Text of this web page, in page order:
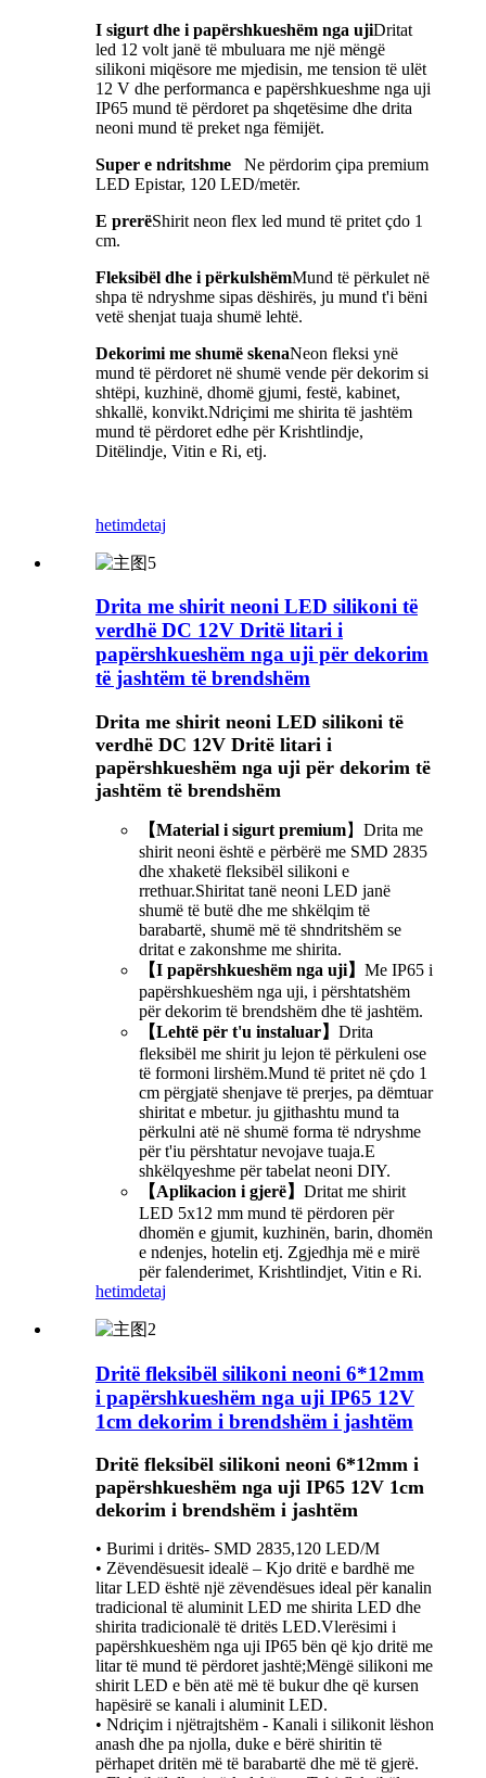
I sigurt dhe i papërshkueshëm nga ujiDritat
led 12 volt janë të mbuluara me një mëngë
silikoni miqësore me mjedisin, me tension të ulët
12 V dhe performanca e papërshkueshme nga uji
IP65 mund të përdoret pa shqetësime dhe drita
neoni mund të preket nga fëmijët.
Super e ndritshme
Ne përdorim çipa premium
LED Epistar, 120 LED/metër.
E prerëShirit neon flex led mund të pritet çdo 1
cm.
Fleksibël dhe i përkulshëmMund të përkulet në
shpa të ndryshme sipas dëshirës, ​​ju mund t'i bëni
vetë shenjat tuaja shumë lehtë.
Dekorimi me shumë skenaNeon fleksi ynë
mund të përdoret në shumë vende për dekorim si
shtëpi, kuzhinë, dhomë gjumi, festë, kabinet,
shkallë, konvikt.Ndriçimi me shirita të jashtëm
mund të përdoret edhe për Krishtlindje,
Ditëlindje, Vitin e Ri, etj.
hetimdetaj
Drita me shirit neoni LED silikoni të
verdhë DC 12V Dritë litari i
papërshkueshëm nga uji për dekorim
të jashtëm të brendshëm
Drita me shirit neoni LED silikoni të
verdhë DC 12V Dritë litari i
papërshkueshëm nga uji për dekorim të
jashtëm të brendshëm
【Material i sigurt premium】Drita me
shirit neoni është e përbërë me SMD 2835
dhe xhaketë fleksibël silikoni e
rrethuar.Shiritat tanë neoni LED janë
shumë të butë dhe me shkëlqim të
barabartë, shumë më të shndritshëm se
dritat e zakonshme me shirita.
【I papërshkueshëm nga uji】 Me IP65 i
papërshkueshëm nga uji, i përshtatshëm
për dekorim të brendshëm dhe të jashtëm.
【Lehtë për t'u instaluar】 Drita
fleksibël me shirit ju lejon të përkuleni ose
të formoni lirshëm.Mund të pritet në çdo 1
cm përgjatë shenjave të prerjes, pa dëmtuar
shiritat e mbetur. ju gjithashtu mund ta
përkulni atë në shumë forma të ndryshme
për t'iu përshtatur nevojave tuaja.E
shkëlqyeshme për tabelat neoni DIY.
【Aplikacion i gjerë】 Dritat me shirit
LED 5x12 mm mund të përdoren për
dhomën e gjumit, kuzhinën, barin, dhomën
e ndenjes, hotelin etj. Zgjedhja më e mirë
për falenderimet, Krishtlindjet, Vitin e Ri.
hetimdetaj
Dritë fleksibël silikoni neoni 6*12mm
i papërshkueshëm nga uji IP65 12V
1cm dekorim i brendshëm i jashtëm
Dritë fleksibël silikoni neoni 6*12mm i
papërshkueshëm nga uji IP65 12V 1cm
dekorim i brendshëm i jashtëm
• Burimi i dritës- SMD 2835,120 LED/M
• Zëvendësuesit idealë – Kjo dritë e bardhë me
litar LED është një zëvendësues ideal për kanalin
tradicional të aluminit LED me shirita LED dhe
shirita tradicionalë të dritës LED.Vlerësimi i
papërshkueshëm nga uji IP65 bën që kjo dritë me
litar të mund të përdoret jashtë;Mëngë silikoni me
shirit LED e bën atë më të bukur dhe që kursen
hapësirë ​​se kanali i aluminit LED.
• Ndriçim i njëtrajtshëm - Kanali i silikonit lëshon
anash dhe pa njolla, duke e bërë shiritin të
përhapet dritën më të barabartë dhe më të gjerë.